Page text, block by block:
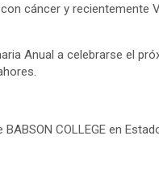
cáncer y
Anual a celebrarse el
COLLEGE en